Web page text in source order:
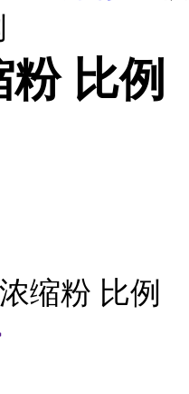
比例
缩粉 比例